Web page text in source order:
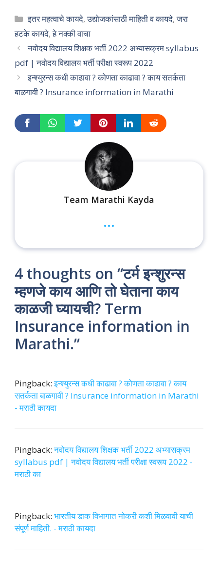
Categories
इतर महत्वाचे कायदे,उद्योजकांसाठी माहिती व कायदे,जरा
हटके कायदे,हे नक्की वाचा
नवोदय विद्यालय शिक्षक भर्ती 2022 अभ्यासक्रम syllabus
pdf | नवोदय विद्यालय भर्ती परीक्षा स्वरूप 2022
इन्श्युरन्स कधी काढावा ? कोणता काढावा ? काय सतर्कता
बाळगावी ? Insurance information in Marathi
Team Marathi Kayda
...
4 thoughts on “टर्म इन्शुरन्स
म्हणजे काय आणि तो घेताना काय
काळजी घ्यायची? Term
Insurance information in
Marathi.”
Pingback:इन्श्युरन्स कधी काढावा ? कोणता काढावा ? काय
सतर्कता बाळगावी ? Insurance information in Marathi
- मराठी कायदा
Pingback:नवोदय विद्यालय शिक्षक भर्ती 2022 अभ्यासक्रम
syllabus pdf | नवोदय विद्यालय भर्ती परीक्षा स्वरूप 2022 -
मराठी का
Pingback: भारतीय डाक विभागात नोकरी कशी मिळवावी याची
संपूर्ण माहिती. - मराठी कायदा